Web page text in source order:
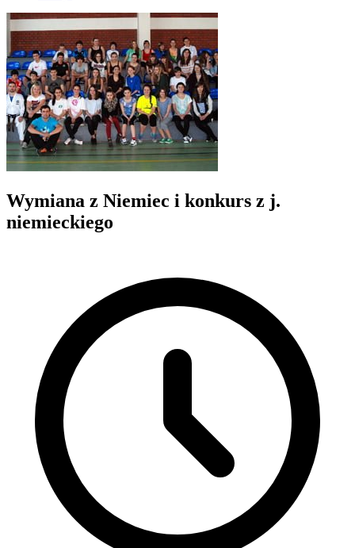
Wymiana z Niemiec i konkurs z j.
niemieckiego